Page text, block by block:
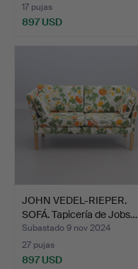
17 pujas
897 USD
JOHN VEDEL-RIEPER.
SOFÁ. Tapicería de Jobs…
Subastado 9 nov 2024
27 pujas
897 USD